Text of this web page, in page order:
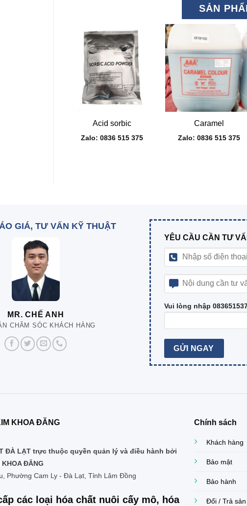
SẢN
+
Acid sorbic
Zalo: 0836 515 375
Caramel
Zalo: 0836 515 375
GIÁ, TƯ VẤN KỸ THUẬT
MR. CHẾ ANH
CHĂM SÓC KHÁCH HÀNG
YÊU CẦU CẦN TƯ
Vui lòng nhập
KHOA ĐĂNG
ĐÀ LẠT trực thuộc quyền quản lý và điều hành bởi
KHOA ĐĂNG
Phường Cam Ly - Đà Lạt, Tỉnh Lâm Đồng
các loại hóa chất nuôi cấy mô, hóa
Chính sách
Khách hàng
Bảo mật
Bảo hành
Đổi / Trả